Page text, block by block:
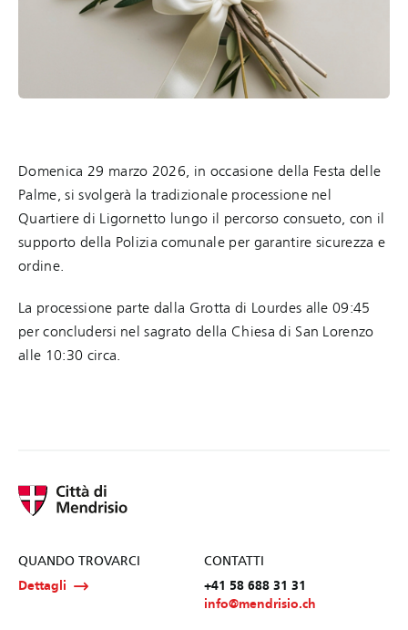
Domenica 29 marzo 2026, in occasione della Festa delle
Palme, si svolgerà la tradizionale processione nel
Quartiere di Ligornetto lungo il percorso consueto, con il
supporto della Polizia comunale per garantire sicurezza e
ordine.
La processione parte dalla Grotta di Lourdes alle 09:45
per concludersi nel sagrato della Chiesa di San Lorenzo
alle 10:30 circa.
QUANDO TROVARCI
Dettagli
CONTATTI
+41 58 688 31 31
info@mendrisio.ch